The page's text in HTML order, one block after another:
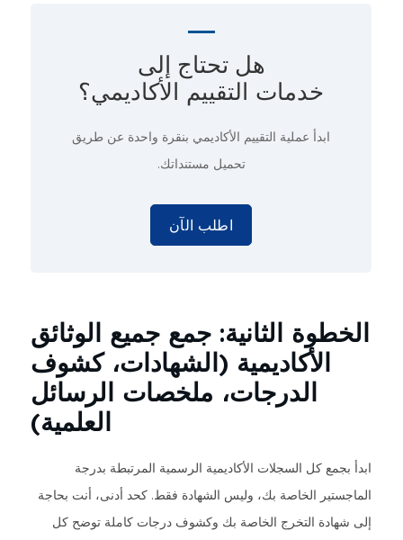
هل تحتاج إلى
خدمات التقييم الأكاديمي؟
ابدأ عملية التقييم الأكاديمي بنقرة واحدة عن طريق
تحميل مستنداتك.
اطلب الآن
الخطوة الثانية: جمع جميع الوثائق
الأكاديمية (الشهادات، كشوف
الدرجات، ملخصات الرسائل
العلمية)
ابدأ بجمع كل السجلات الأكاديمية الرسمية المرتبطة بدرجة
الماجستير الخاصة بك، وليس الشهادة فقط. كحد أدنى، أنت بحاجة
إلى شهادة التخرج الخاصة بك وكشوف درجات كاملة توضح كل